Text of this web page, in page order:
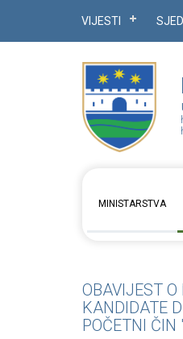
VIJESTI
MINISTARSTVA
OBAVIJEST
KANDIDATE
POČETNI